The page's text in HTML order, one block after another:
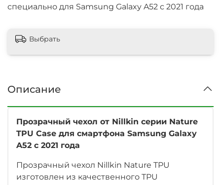
специально для Samsung Galaxy A52 с 2021 года
Выбрать
Описание
Прозрачный чехол от Nillkin серии Nature
TPU Case для смартфона Samsung Galaxy
A52 с 2021 года
Прозрачный чехол Nillkin Nature TPU
изготовлен из качественного TPU